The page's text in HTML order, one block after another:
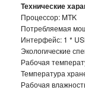
Технические
Процессор: MTK
Потребляемая
Интерфейс: 1 *
Экологические
Рабочая
Температура
Рабочая